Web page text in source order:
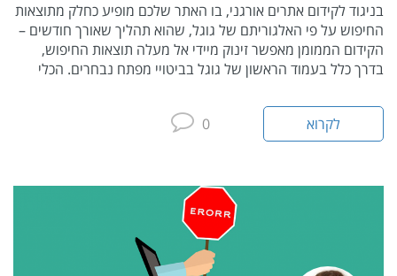
בניגוד לקידום אתרים אורגני, בו האתר שלכם מופיע כחלק מתוצאות
החיפוש על פי האלגוריתם של גוגל, שהוא תהליך שאורך חודשים –
הקידום הממומן מאפשר זינוק מיידי אל מעלה תוצאות החיפוש,
בדרך כלל בעמוד הראשון של גוגל בביטויי מפתח נבחרים. הכלי
לקרוא 0